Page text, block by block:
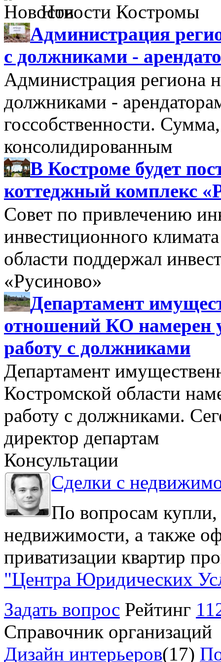
Новости Костромы
Администрация
с должниками -
Администрация региона
должниками -
госсобственности.
консолидированным
В Костроме будет
коттеджный комплекс
Совет по привлечению
инвестиционного
области поддержал
«Русиново»
Департамент
отношений КО намерен
работу с должниками
Департамент
Костромской области
работу с должниками.
директор департам
Консультации
Сделки с
По вопросам
недвижимости, а также
приватизации квартир
"Центра Юридических
Задать вопрос Рейтинг
Справочник организаций
Дизайн интерьеров(17)